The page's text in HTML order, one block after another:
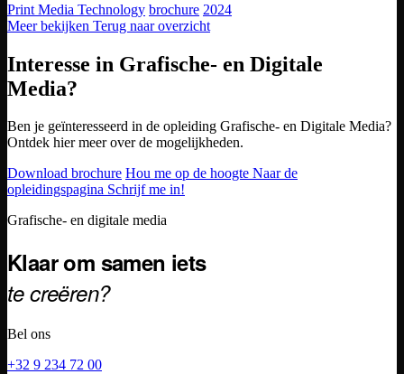
Print Media Technology brochure 2024
Meer bekijken Terug naar overzicht
Interesse in Grafische- en Digitale
Media?
Ben je geïnteresseerd in de opleiding Grafische- en Digitale Media?
Ontdek hier meer over de mogelijkheden.
Download brochure Hou me op de hoogte Naar de
opleidingspagina Schrijf me in!
Footer
Grafische- en digitale media
Klaar om samen iets
te creëren?
Bel ons
+32 9 234 72 00